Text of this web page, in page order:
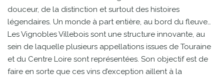
douceur, de la distinction et surtout des histoires
légendaires. Un monde à part entière, au bord du fleuve…
Les Vignobles Villebois sont une structure innovante, au
sein de laquelle plusieurs appellations issues de Touraine
et du Centre Loire sont représentées. Son objectif est de
faire en sorte que ces vins d’exception aillent à la